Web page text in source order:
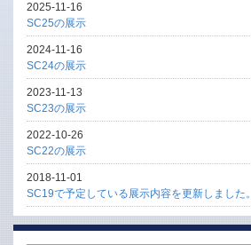
2025-11-16
SC25の展示
2024-11-16
SC24の展示
2023-11-13
SC23の展示
2022-10-26
SC22の展示
2018-11-01
SC19で予定している展示内容を更新しました。